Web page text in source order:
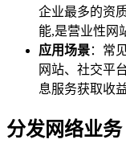
企业最多的资
能,是营业性网
应用场景：常
网站、社交平
息服务获取收益
分发网络业务